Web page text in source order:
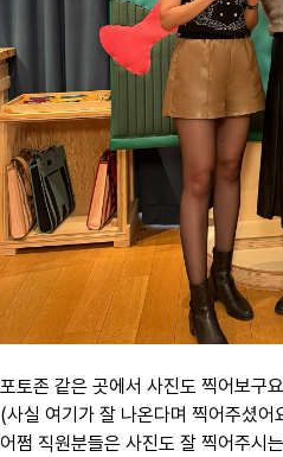
포토존 같은 곳에서 사진도 찍어보구
(사실 여기가 잘 나온다며 찍어주셨어
어쩜 직원분들은 사진도 잘 찍어주시